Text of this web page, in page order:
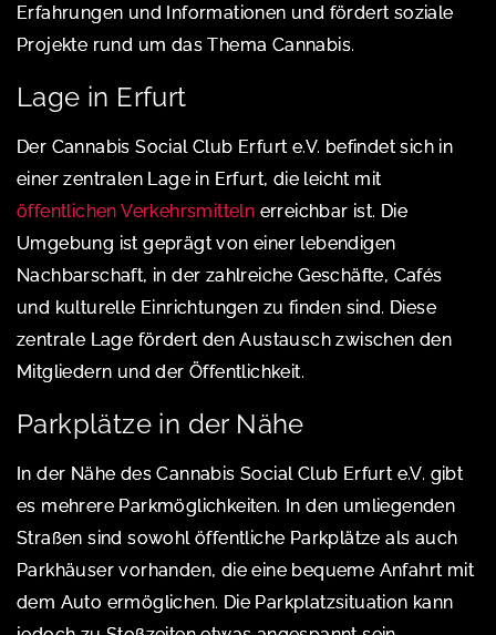
Erfahrungen und Informationen und fördert soziale
Projekte rund um das Thema Cannabis.
Lage in Erfurt
Der Cannabis Social Club Erfurt e.V. befindet sich in
einer zentralen Lage in Erfurt, die leicht mit
öffentlichen Verkehrsmitteln erreichbar ist. Die
Umgebung ist geprägt von einer lebendigen
Nachbarschaft, in der zahlreiche Geschäfte, Cafés
und kulturelle Einrichtungen zu finden sind. Diese
zentrale Lage fördert den Austausch zwischen den
Mitgliedern und der Öffentlichkeit.
Parkplätze in der Nähe
In der Nähe des Cannabis Social Club Erfurt e.V. gibt
es mehrere Parkmöglichkeiten. In den umliegenden
Straßen sind sowohl öffentliche Parkplätze als auch
Parkhäuser vorhanden, die eine bequeme Anfahrt mit
dem Auto ermöglichen. Die Parkplatzsituation kann